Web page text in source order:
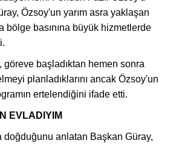
Özsoy'un yarım asra yaklaşan
bölge basınına büyük hizmetlerde
göreve başladıktan hemen sonra
planladıklarını ancak Özsoy'un
ertelendiğini ifade etti.
EVLADIYIM
doğduğunu anlatan Başkan Güray,